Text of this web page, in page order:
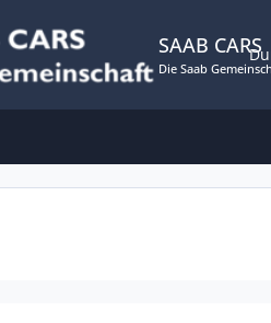
SAAB CARS
Die Saab